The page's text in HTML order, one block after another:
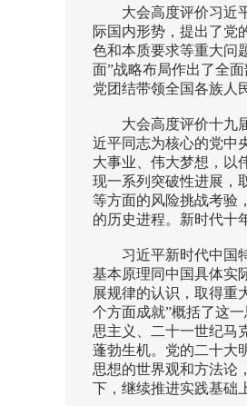
大会高度评价习近
际国内形势，提出了党
色和本质要求等重大问
面”战略布局作出了全
党团结带领全国各族人
大会高度评价十九
近平同志为核心的党中
大事业、伟大梦想，以
现一系列突破性进展，
等方面的风险挑战考验
的历史进程。新时代十
习近平新时代中国
基本原理同中国具体实
展规律的认识，取得重
个方面成就”概括了这
思主义、二十一世纪马
蓬勃生机。党的二十大
思想的世界观和方法论
下，继续推进实践基础